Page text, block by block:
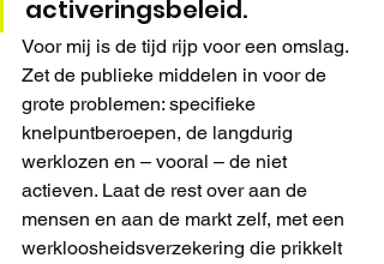
activeringsbeleid.
Voor mij is de tijd rijp voor een omslag.
Zet de publieke middelen in voor de
grote problemen: specifieke
knelpuntberoepen, de langdurig
werklozen en – vooral – de niet
actieven. Laat de rest over aan de
mensen en aan de markt zelf, met een
werkloosheidsverzekering die prikkelt